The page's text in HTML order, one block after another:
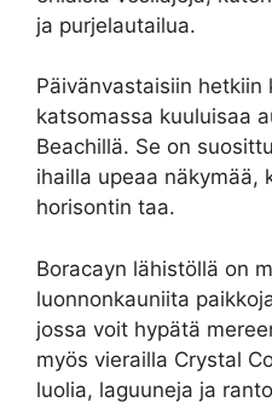
ja purjelautailua.
Päivänvastaisiin hetkiin
katsomassa kuuluisaa
Beachillä. Se on
ihailla upeaa näkymää,
horisontin taa.
Boracayn lähistöllä on
luonnonkauniita
jossa voit hypätä
myös vierailla Crystal
luolia, laguuneja ja